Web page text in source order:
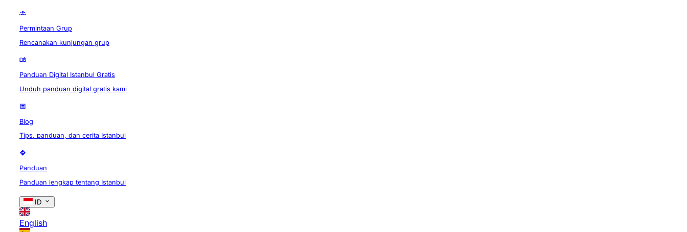
Permintaan Grup
Rencanakan kunjungan grup
Panduan Digital Istanbul Gratis
Unduh panduan digital gratis kami
Blog
Tips, panduan, dan cerita Istanbul
Panduan
Panduan lengkap tentang Istanbul
ID
English